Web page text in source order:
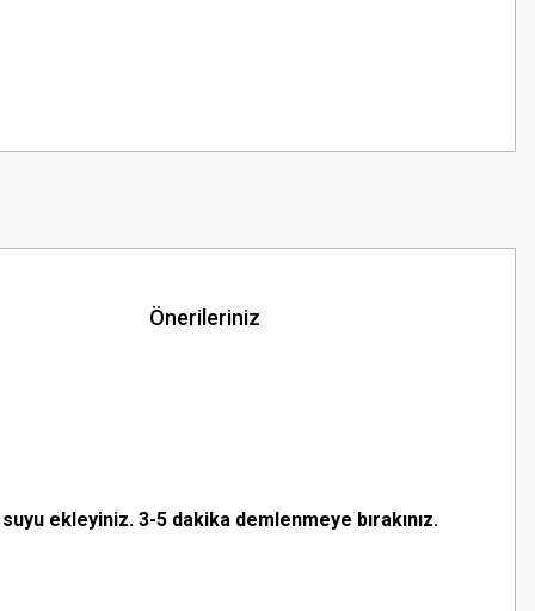
Önerileriniz
ekleyiniz. 3-5 dakika demlenmeye bırakınız.